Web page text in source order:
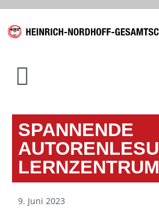
SPANNENDE
LERNZENTRUM
9. Juni 2023